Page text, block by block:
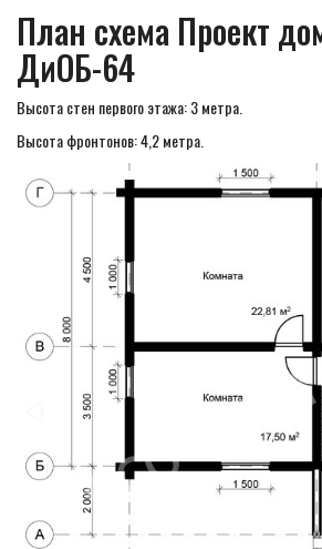
План схема Проект
ДиОБ-64
Высота стен первого этажа: 3 метра.
Высота фронтонов: 4,2 метра.